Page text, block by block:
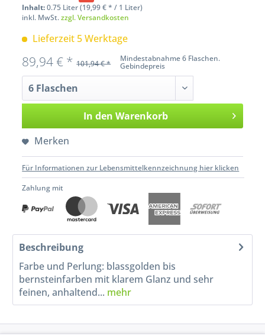
Inhalt:0.75 Liter (19,99 € * / 1 Liter)
inkl. MwSt.zzgl. Versandkosten
Lieferzeit 5 Werktage
Mindestabnahme 6 Flaschen.
Gebindepreis
89,94 € * 101,94 € *
In den Warenkorb
Merken
Für Informationen zur Lebensmittelkennzeichnung hier klicken
Zahlung mit
Beschreibung
Farbe und Perlung: blassgolden bis
bernsteinfarben mit klarem Glanz und sehr
feinen, anhaltend... mehr